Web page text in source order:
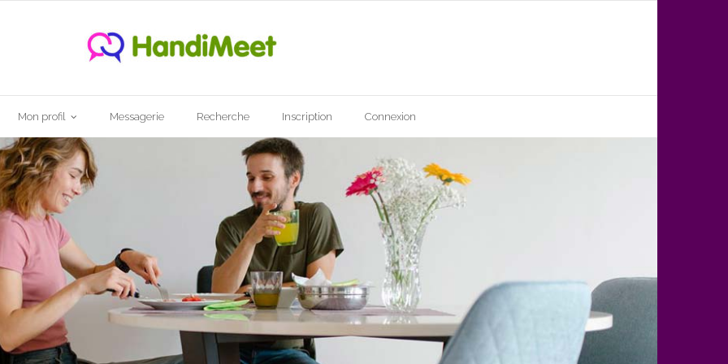
Mon profil Messagerie Recherche Inscription Connexion